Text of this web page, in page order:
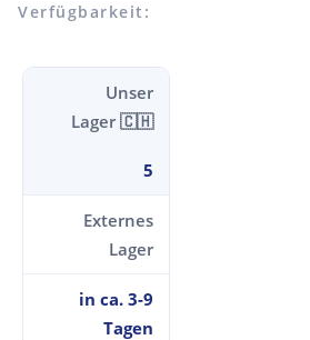
Verfügbarkeit:
Unser
Lager 🇨🇭
5
Externes
Lager
in ca. 3-9
Tagen